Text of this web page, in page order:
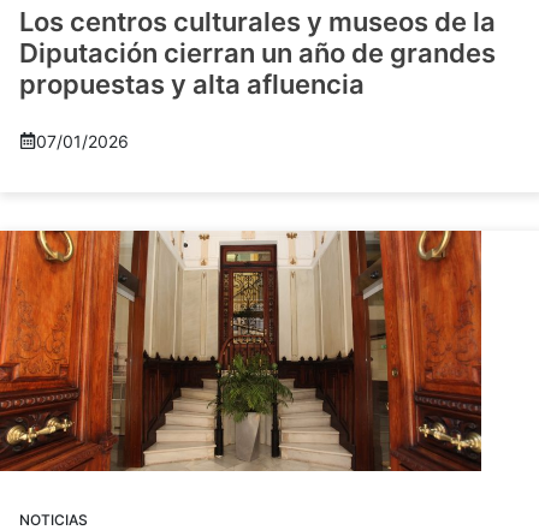
Los centros culturales y museos de la
Diputación cierran un año de grandes
propuestas y alta afluencia
07/01/2026
NOTICIAS